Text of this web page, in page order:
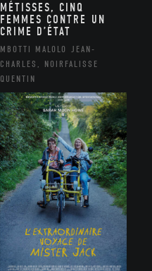
MÉTISSES, CINQ
FEMMES CONTRE UN
CRIME D’ÉTAT
MBOTTI MALOLO JEAN-
CHARLES, NOIRFALISSE
QUENTIN